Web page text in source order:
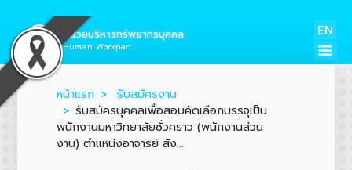
หน่วยบริหารทรัพยากรบุคคล
Human Workpart
EN
หน้าแรก
รับสมัครงาน
รับสมัครบุคคลเพื่อสอบคัดเลือกบรรจุเป็น
พนักงานมหาวิทยาลัยชั่วคราว (พนักงานส่วน
งาน) ตำแหน่งอาจารย์ สัง...